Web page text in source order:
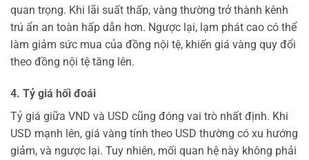
quan trọng. Khi lãi suất thấp, vàng thường trở thành kênh
trú ẩn an toàn hấp dẫn hơn. Ngược lại, lạm phát cao có thể
làm giảm sức mua của đồng nội tệ, khiến giá vàng quy đổi
theo đồng nội tệ tăng lên.
4. Tỷ giá hối đoái
Tỷ giá giữa VND và USD cũng đóng vai trò nhất định. Khi
USD mạnh lên, giá vàng tính theo USD thường có xu hướng
giảm, và ngược lại. Tuy nhiên, mối quan hệ này không phải